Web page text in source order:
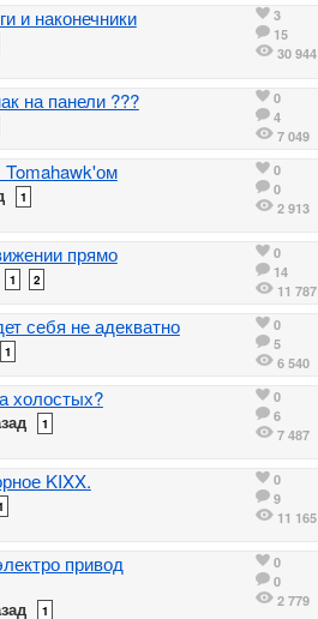
и наконечники
3
15
30 944
на панели ???
0
4
7 049
1
0
0
2 913
прямо
1 2
0
14
11 787
себя не адекватно
1
0
5
6 540
холостых?
1
0
6
7 487
KIXX.
0
9
11 165
привод
1
0
0
2 779